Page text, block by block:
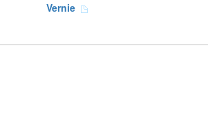
Vernie